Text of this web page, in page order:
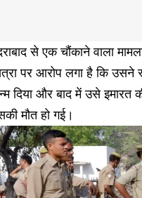
से एक चौंकाने वाला
पर आरोप लगा है कि
दिया और बाद में उसे
मौत हो गई।